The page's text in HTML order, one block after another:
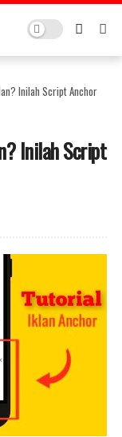
Inilah Script Anchor
Inilah Script